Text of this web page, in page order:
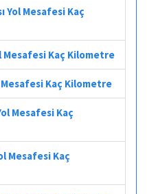
Yol Mesafesi Kaç
Mesafesi Kaç Kilometre
Kaç Kilometre
Mesafesi Kaç
Mesafesi Kaç